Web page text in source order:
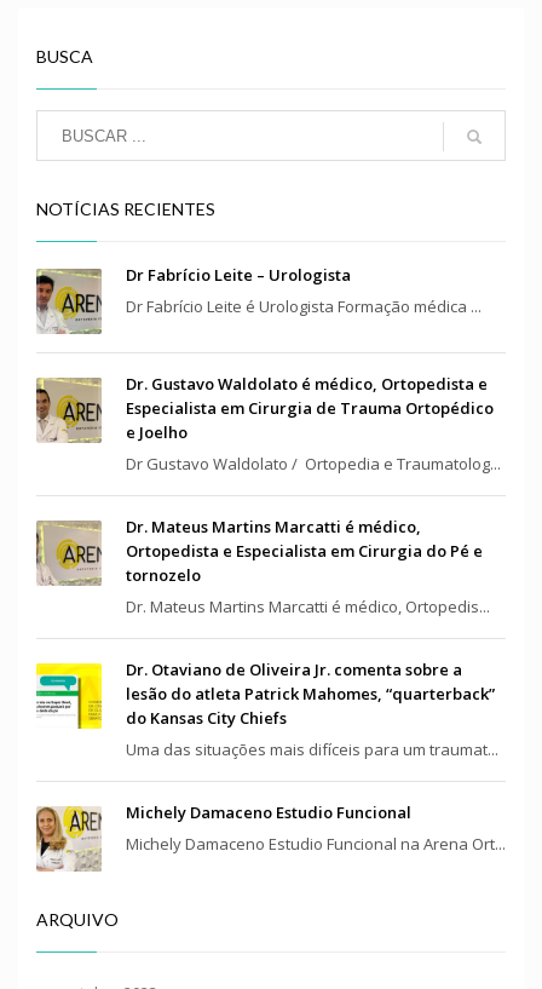
BUSCA
NOTÍCIAS RECIENTES
Dr Fabrício Leite – Urologista
Dr Fabrício Leite é Urologista Formação médica ...
Dr. Gustavo Waldolato é médico, Ortopedista e
Especialista em Cirurgia de Trauma Ortopédico
e Joelho
Dr Gustavo Waldolato / Ortopedia e Traumatolog...
Dr. Mateus Martins Marcatti é médico,
Ortopedista e Especialista em Cirurgia do Pé e
tornozelo
Dr. Mateus Martins Marcatti é médico, Ortopedis...
Dr. Otaviano de Oliveira Jr. comenta sobre a
lesão do atleta Patrick Mahomes, “quarterback”
do Kansas City Chiefs
Uma das situações mais difíceis para um traumat...
Michely Damaceno Estudio Funcional
Michely Damaceno Estudio Funcional na Arena Ort...
ARQUIVO